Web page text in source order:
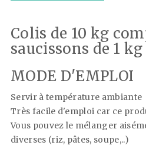
Colis de 10 kg
saucissons de 1 kg
MODE D'EMPLOI
Servir à température ambiante
Très facile d'emploi car ce
Vous pouvez le mélanger
diverses (riz, pâtes, soupe,..)